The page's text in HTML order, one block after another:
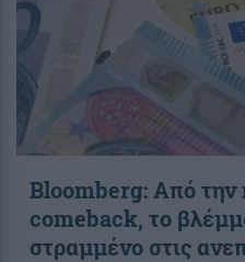
Bloomberg: Από την
comeback, το
στραμμένο στις